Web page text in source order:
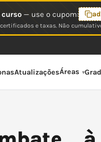
— use o cupom:
e taxas. Não
AtualizaçõesÁreas